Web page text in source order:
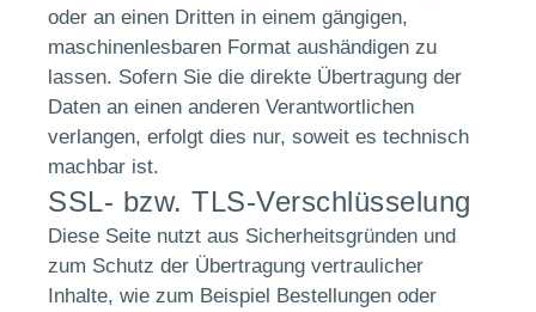
oder an einen Dritten in einem gängigen,
maschinenlesbaren Format aushändigen zu
lassen. Sofern Sie die direkte Übertragung der
Daten an einen anderen Verantwortlichen
verlangen, erfolgt dies nur, soweit es technisch
machbar ist.
SSL- bzw. TLS-Verschlüsselung
Diese Seite nutzt aus Sicherheitsgründen und
zum Schutz der Übertragung vertraulicher
Inhalte, wie zum Beispiel Bestellungen oder